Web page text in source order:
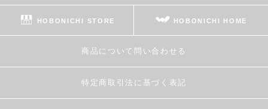
HOBONICHI STORE HOBONICHI HOME
商品について問い合わせる
特定商取引法に基づく表記